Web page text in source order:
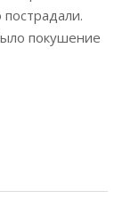
покушение